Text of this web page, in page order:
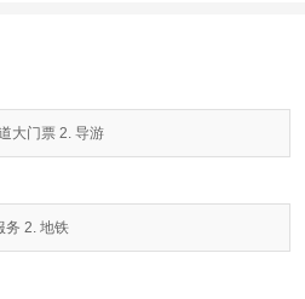
大门票 2. 导游
务 2. 地铁